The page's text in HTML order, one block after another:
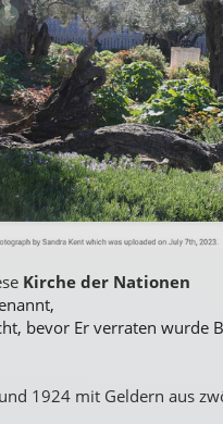
Kirche der Nationen
,
bevor Er verraten wurde
1924 mit Geldern aus